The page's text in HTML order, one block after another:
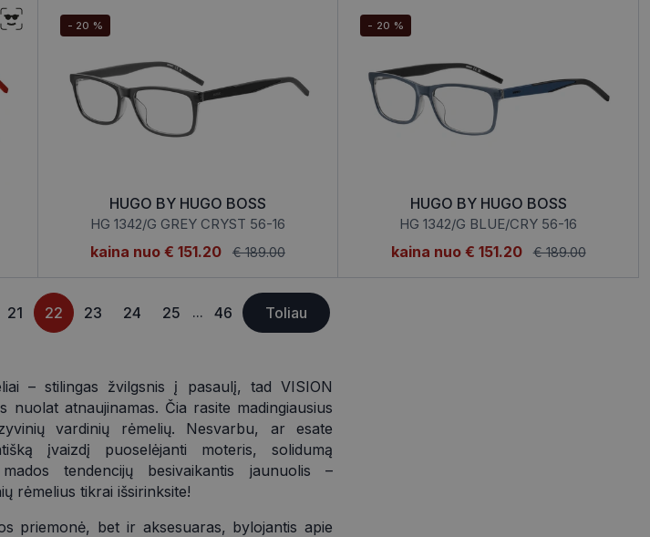
- 20 %
HUGO BY HUGO BOSS
HG 1342/G GREY CRYST 56-16
kaina nuo€ 151.20 € 189.00
- 20 %
HUGO BY HUGO BOSS
HG 1342/G BLUE/CRY 56-16
kaina nuo€ 151.20 € 189.00
21 22 23 24 25 ... 46 Toliau
– stilingas žvilgsnis į pasaulį, tad VISION
nuolat atnaujinamas. Čia rasite madingiausius
vardinių rėmelių. Nesvarbu, ar esate
įvaizdį puoselėjanti moteris, solidumą
tendencijų besivaikantis jaunuolis –
rėmelius tikrai išsirinksite!
priemonė, bet ir aksesuaras, bylojantis apie
bei naudotis jo funkcijomis. Šie slapukai atpažįsta Jūsų įrenginį,
Be šių slapukų tinklalapis neveiks tinkamai. Šie slapukai
Aprašymas
Šis slapukas yra susietas su „Django“ žiniatinklio kūrimo
Šis slapukas naudojamas atskirti žmones nuo robotų.
Tai naudinga svetainei, norint pateikti pagrįstas
ataskaitas apie jų interneto svetainės naudojimą.
4 savaitės
privatumo sprendimams išsaugoti dėl jų sąveikos su
11 mėnesį
4 savaitės
Šį slapuką „Cookie-Script.com“ paslauga naudoja
lankytojų slapukų sutikimo nuostatoms prisiminti.
2 mėnesiai
4 savaitės
Šis slapukas yra naudojamas prisiminti vartotojo
pageidavimus dėl slapukų naudojimo svetainėje.
Galiojimas
Aprašymas
Domenas Galiojimas
Aprašymas
5 mėnesiai 4 savaitės